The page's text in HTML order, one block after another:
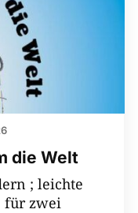
die Welt
; leichte
für zwei